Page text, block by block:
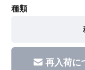
種類
再入荷に